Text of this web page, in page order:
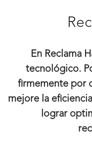
En Reclama
tecnológico.
firmemente por
mejore la
lograr